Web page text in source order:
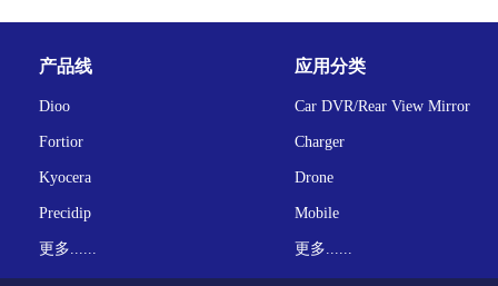
产品线
Dioo
Fortior
Kyocera
Precidip
更多......
应用分类
Car DVR/Rear View Mirror
Charger
Drone
Mobile
更多......